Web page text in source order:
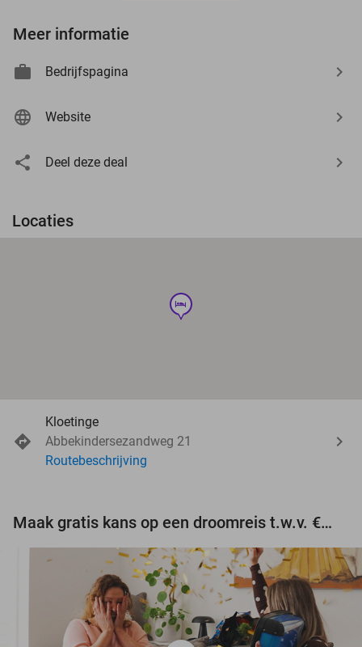
Meer informatie
Bedrijfspagina
Website
Deel deze deal
Locaties
hotel
Kloetinge
Abbekindersezandweg 21
Routebeschrijving
Maak gratis kans op een droomreis t.w.v. €3.000!